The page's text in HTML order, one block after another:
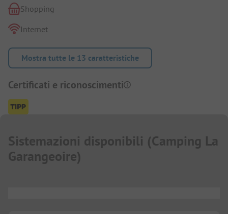
Shopping
Internet
Mostra tutte le 13 caratteristiche
Certificati e riconoscimenti
Sistemazioni disponibili (Camping La
Garangeoire)